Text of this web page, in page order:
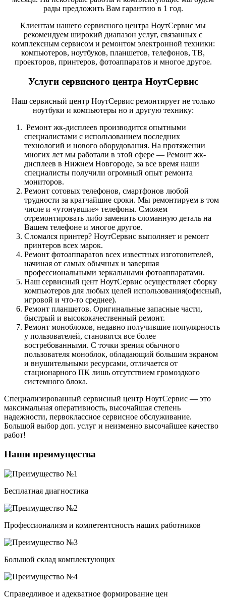
рады предложить Вам гарантию в 1 год.
Клиентам нашего сервисного центра НоутСервис мы
рекомендуем широкий диапазон услуг, связанных с
комплексным сервисом и ремонтом электронной техники:
компьютеров, ноутбуков, планшетов, телефонов, ТВ,
проекторов, принтеров, фотоаппаратов и многое другое.
Услуги сервисного центра НоутСервис
Наш сервисный центр НоутСервис ремонтирует не только
ноутбуки и компьютеры но и другую технику:
Ремонт жк-дисплеев производится опытными
специалистами с использованием последних
технологий и нового оборудования. На протяжении
многих лет мы работали в этой сфере — Ремонт жк-
дисплеев в Нижнем Новгороде, за все время наши
специалисты получили огромный опыт ремонта
мониторов.
Ремонт сотовых телефонов, смартфонов любой
трудности за кратчайшие сроки. Мы ремонтируем в том
числе и «утонувшие» телефоны. Сможем
отремонтировать либо заменить сломанную деталь на
Вашем телефоне и многое другое.
Сломался принтер? НоутСервис выполняет и ремонт
принтеров всех марок.
Ремонт фотоаппаратов всех известных изготовителей,
начиная от самых обычных и завершая
профессиональными зеркальными фотоаппаратами.
Наш сервисный цент НоутСервис осуществляет сборку
компьютеров для любых целей использования(офисный,
игровой и что-то среднее).
Ремонт планшетов. Оригинальные запасные части,
быстрый и высококачественный ремонт.
Ремонт моноблоков, недавно получившие популярность
у пользователей, становятся все более
востребованными. С точки зрения обычного
пользователя моноблок, обладающий большим экраном
и внушительными ресурсами, отличается от
стационарного ПК лишь отсутствием громоздкого
системного блока.
Специализированный сервисный центр НоутСервис — это
максимальная оперативность, высочайшая степень
надежности, первоклассное сервисное обслуживание.
Большой выбор доп. услуг и неизменно высочайшее качество
работ!
Наши преимущества
Бесплатная диагностика
Профессионализм и компетентсность наших работников
Большой склад комплектующих
Справедливое и адекватное формирование цен